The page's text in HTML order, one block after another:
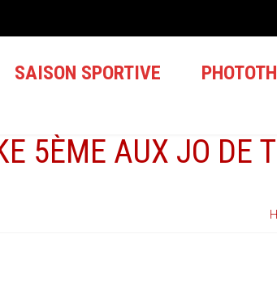
SAISON SPORTIVE
5ÈME AUX JO DE